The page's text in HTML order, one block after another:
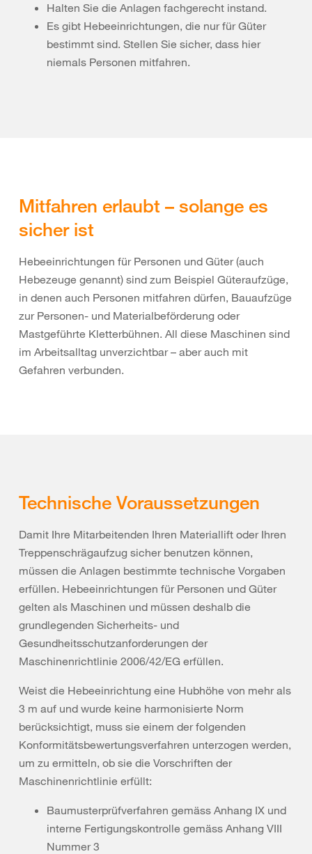
Halten Sie die Anlagen fachgerecht instand.
Es gibt Hebeeinrichtungen, die nur für Güter
bestimmt sind. Stellen Sie sicher, dass hier
niemals Personen mitfahren.
Mitfahren erlaubt – solange es
sicher ist
Hebeeinrichtungen für Personen und Güter (auch
Hebezeuge genannt) sind zum Beispiel Güteraufzüge,
in denen auch Personen mitfahren dürfen, Bauaufzüge
zur Personen- und Materialbeförderung oder
Mastgeführte Kletterbühnen. All diese Maschinen sind
im Arbeitsalltag unverzichtbar – aber auch mit
Gefahren verbunden.
Technische Voraussetzungen
Damit Ihre Mitarbeitenden Ihren Materiallift oder Ihren
Treppenschrägaufzug sicher benutzen können,
müssen die Anlagen bestimmte technische Vorgaben
erfüllen. Hebeeinrichtungen für Personen und Güter
gelten als Maschinen und müssen deshalb die
grundlegenden Sicherheits- und
Gesundheitsschutzanforderungen der
Maschinenrichtlinie 2006/42/EG erfüllen.
Weist die Hebeeinrichtung eine Hubhöhe von mehr als
3 m auf und wurde keine harmonisierte Norm
berücksichtigt, muss sie einem der folgenden
Konformitätsbewertungsverfahren unterzogen werden,
um zu ermitteln, ob sie die Vorschriften der
Maschinenrichtlinie erfüllt:
Baumusterprüfverfahren gemäss Anhang IX und
interne Fertigungskontrolle gemäss Anhang VIII
Nummer 3